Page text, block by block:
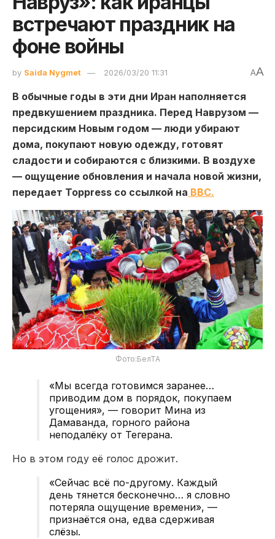
встречают праздник на
фоне войны
by Saida Nygmet 2026/03/20 11:31 AA
В обычные годы в эти дни Иран наполняется
предвкушением праздника. Перед Наврузом —
персидским Новым годом — люди убирают
дома, покупают новую одежду, готовят
сладости и собираются с близкими. В воздухе
— ощущение обновления и начала новой жизни,
передает Toppress со ссылкой на BBC.
Фото:БелТА
«Мы всегда готовимся заранее…
приводим дом в порядок, покупаем
угощения», — говорит Мина из
Дамаванда, горного района
неподалёку от Тегерана.
Но в этом году её голос дрожит.
«Сейчас всё по-другому. Каждый
день тянется бесконечно… я словно
потеряла ощущение времени», —
признаётся она, едва сдерживая
слёзы.